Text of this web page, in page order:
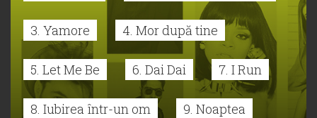
3. Yamore 4. Mor după tine
5. Let Me Be 6. Dai Dai 7. I Run
8. Iubirea într-un om 9. Noaptea